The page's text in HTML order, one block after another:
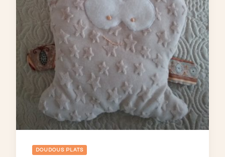
DOUDOUS PLATS